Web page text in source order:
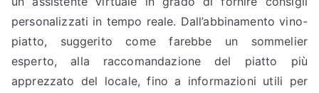
personalizzati in tempo reale. Dall’abbinamento vino-
piatto, suggerito come farebbe un sommelier
esperto, alla raccomandazione del piatto più
apprezzato del locale, fino a informazioni utili per